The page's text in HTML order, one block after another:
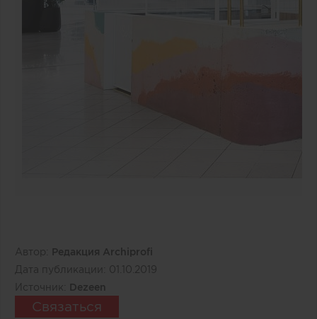
Автор:
Редакция Archiprofi
Дата публикации: 01.10.2019
Источник:
Dezeen
Связаться